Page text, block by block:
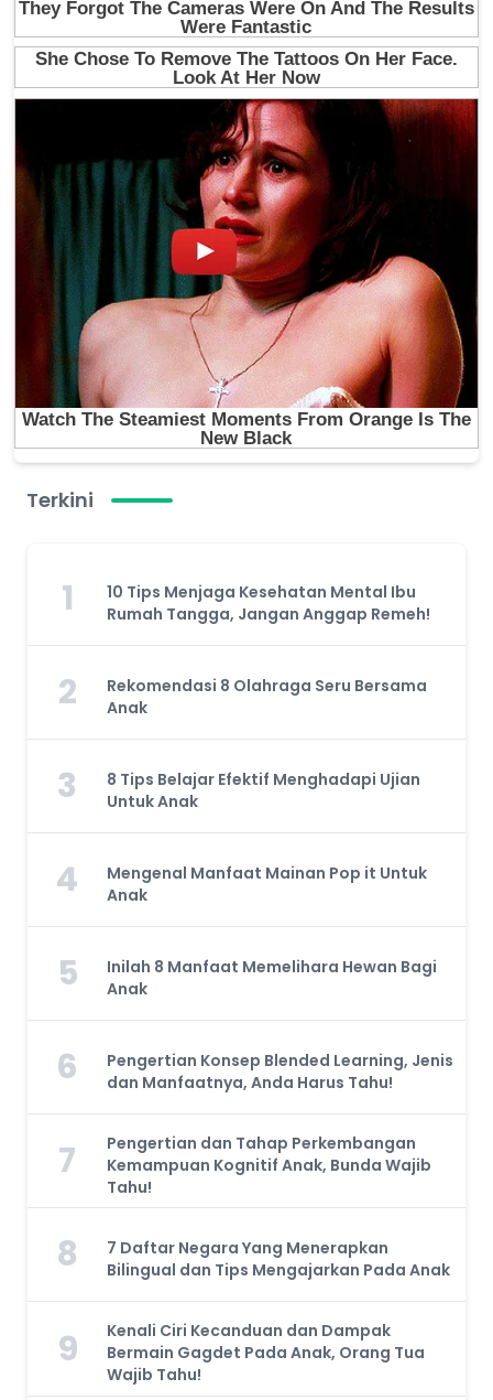
Terkini
1
10 Tips Menjaga Kesehatan Mental Ibu
Rumah Tangga, Jangan Anggap Remeh!
2
Rekomendasi 8 Olahraga Seru Bersama
Anak
3
8 Tips Belajar Efektif Menghadapi Ujian
Untuk Anak
4
Mengenal Manfaat Mainan Pop it Untuk
Anak
5
Inilah 8 Manfaat Memelihara Hewan Bagi
Anak
6
Pengertian Konsep Blended Learning, Jenis
dan Manfaatnya, Anda Harus Tahu!
7
Pengertian dan Tahap Perkembangan
Kemampuan Kognitif Anak, Bunda Wajib
Tahu!
8
7 Daftar Negara Yang Menerapkan
Bilingual dan Tips Mengajarkan Pada Anak
9
Kenali Ciri Kecanduan dan Dampak
Bermain Gagdet Pada Anak, Orang Tua
Wajib Tahu!